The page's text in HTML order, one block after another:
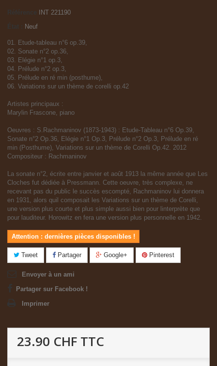
Référence
INT 221190
Neuf
01. Etude-tableau n°6 op.39,
02. Sonate n°2 op.36,
03. Elégie n°1 op.3,
04. Prélude n°2 op.3,
05. Prélude en ré min (posthume),
06. Variations sur un thème de corelli op.42
Artistes principaux :
Marylin Frascone, piano
Oeuvres : S.Rachmaninov (1873-1943) : Etude-Tableau n°6 Op.39,
Sonate n°2 Op.36, Elégie n°1 Op.3, Prélude n°2 Op.3, Prélude en ré
min (Posthume), Variations sur un thème de Corelli Op.42. 2012
Compositeur : Rachmaninov
La sonate n°2, écrite entre janvier et août 1913 la même année que Les
Cloches fut dédiée à Pressmann. Cette oeuvre, très complexe, ne
recevant pas du public le succès escompté, Rachmaninov lui donnera
en 1931, alors quil composait les Variations sur un thème de Corelli,
une version plus courte et plus simple aussi bien pour linterprète que
pour lauditeur. Horowitz en fera une version plus personnelle en 1942.
Attention : dernières pièces disponibles !
Tweet Partager Google+ Pinterest
Envoyer à un ami
Partager sur Facebook !
Imprimer
23.90 CHF TTC